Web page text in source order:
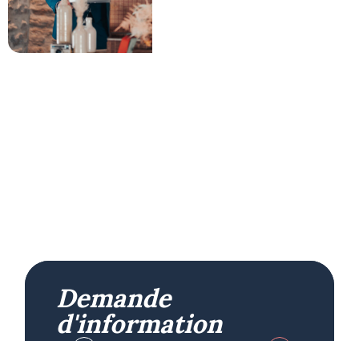
Demande
d'information